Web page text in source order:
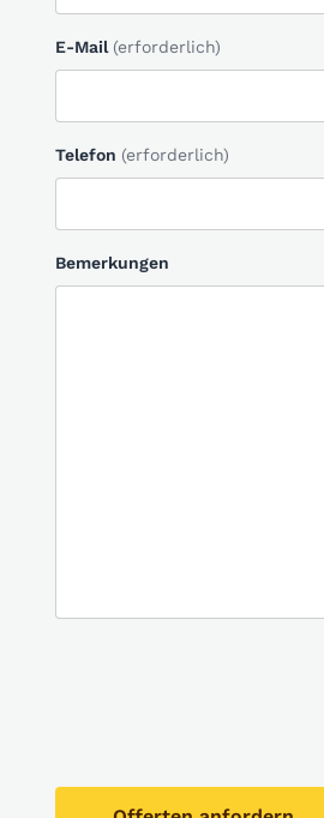
E-Mail (erforderlich)
Telefon (erforderlich)
Bemerkungen